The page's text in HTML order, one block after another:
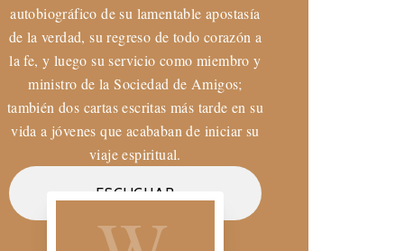
autobiográfico de su lamentable apostasía
de la verdad, su regreso de todo corazón a
la fe, y luego su servicio como miembro y
ministro de la Sociedad de Amigos;
también dos cartas escritas más tarde en su
vida a jóvenes que acababan de iniciar su
viaje espiritual.
ESCUCHAR